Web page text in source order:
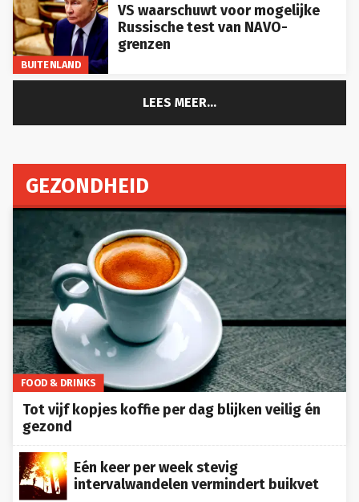
BUITENLAND
VS waarschuwt voor mogelijke
Russische test van NAVO-
grenzen
LEES MEER...
GEZONDHEID
FOOD & DRINKS
Tot vijf kopjes koffie per dag blijken veilig én
gezond
Eén keer per week stevig
intervalwandelen vermindert buikvet